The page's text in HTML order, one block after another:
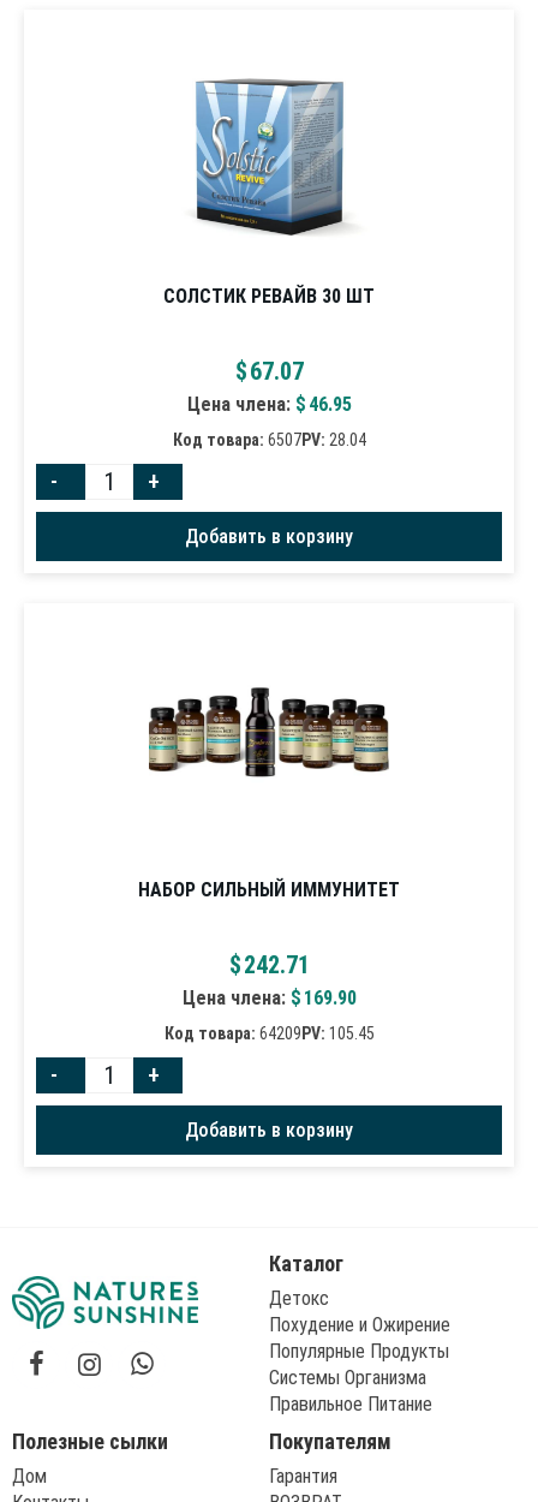
СОЛСТИК РЕВАЙВ 30 ШТ
$67.07
Цена члена: $ 46.95
Код товара: 6507PV: 28.04
- +
Добавить в корзину
НАБОР СИЛЬНЫЙ ИММУНИТЕТ
$242.71
Цена члена: $ 169.90
Код товара: 64209 PV: 105.45
- +
Добавить в корзину
Каталог
Детокс
Похудение и Ожирение
Популярные Продукты
Системы Организма
Правильное Питание
Полезные сылки
Дом
Покупателям
Гарантия